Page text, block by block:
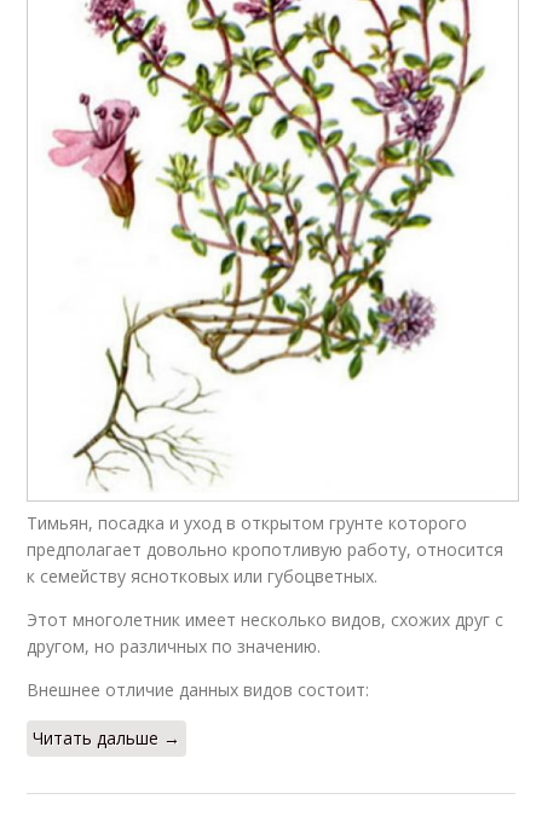
Тимьян, посадка и уход в открытом грунте которого
предполагает довольно кропотливую работу, относится
к семейству яснотковых или губоцветных.
Этот многолетник имеет несколько видов, схожих друг с
другом, но различных по значению.
Внешнее отличие данных видов состоит:
Читать дальше →